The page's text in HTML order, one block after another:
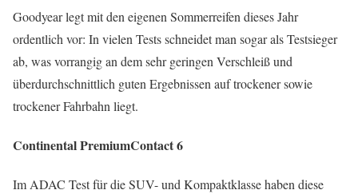
Goodyear legt mit den eigenen Sommerreifen dieses Jahr
ordentlich vor: In vielen Tests schneidet man sogar als Testsieger
ab, was vorrangig an dem sehr geringen Verschleiß und
überdurchschnittlich guten Ergebnissen auf trockener sowie
trockener Fahrbahn liegt.
Continental PremiumContact 6
Im ADAC Test für die SUV- und Kompaktklasse haben diese